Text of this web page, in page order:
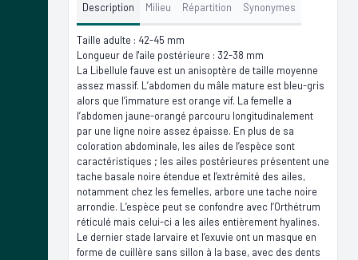
Description Milieu Répartition Synonymes
Taille adulte : 42-45 mm
Longueur de l'aile postérieure : 32-38 mm
La Libellule fauve est un anisoptère de taille moyenne
assez massif. L’abdomen du mâle mature est bleu-gris
alors que l’immature est orange vif. La femelle a
l’abdomen jaune-orangé parcouru longitudinalement
par une ligne noire assez épaisse. En plus de sa
coloration abdominale, les ailes de l’espèce sont
caractéristiques ; les ailes postérieures présentent une
tache basale noire étendue et l’extrémité des ailes,
notamment chez les femelles, arbore une tache noire
arrondie. L’espèce peut se confondre avec l’Orthétrum
réticulé mais celui-ci a les ailes entièrement hyalines.
Le dernier stade larvaire et l’exuvie ont un masque en
forme de cuillère sans sillon à la base, avec des dents